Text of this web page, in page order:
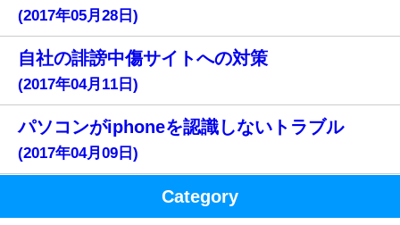
(2017年05月28日)
自社の誹謗中傷サイトへの対策
(2017年04月11日)
パソコンがiphoneを認識しないトラブル
(2017年04月09日)
Category